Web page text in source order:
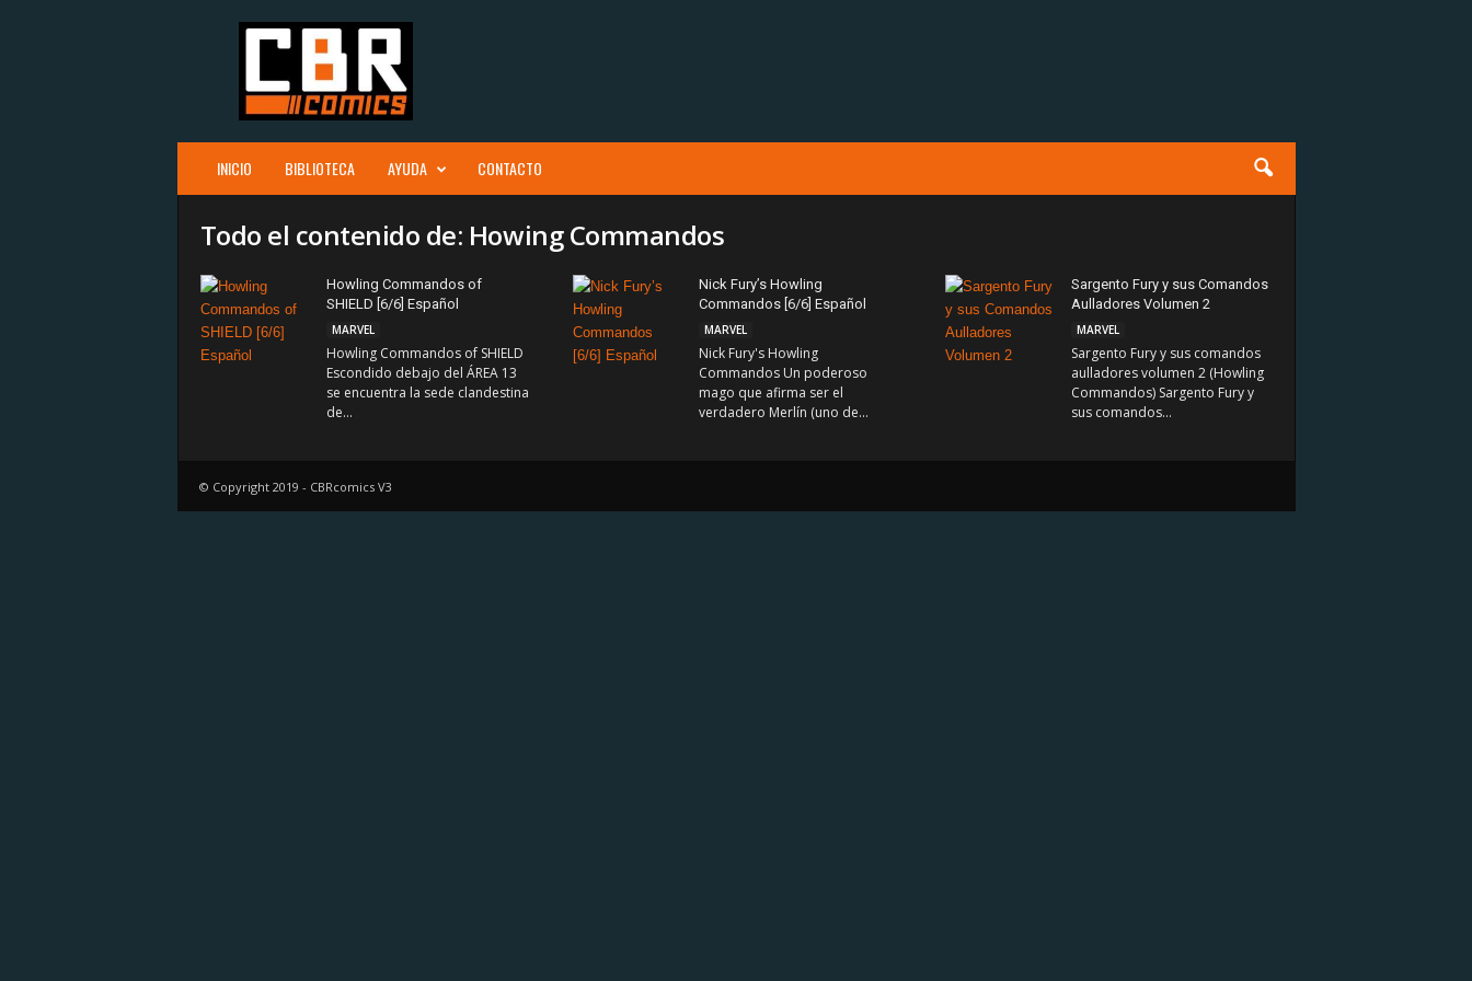
INICIO BIBLIOTECA AYUDA CONTACTO
Todo el contenido de: Howing Commandos
Howling Commandos of
SHIELD [6/6] Español
MARVEL
Howling Commandos of SHIELD
Escondido debajo del ÁREA 13
se encuentra la sede clandestina
de...
Nick Fury’s Howling
Commandos [6/6] Español
MARVEL
Nick Fury's Howling
Commandos Un poderoso
mago que afirma ser el
verdadero Merlín (uno de...
Sargento Fury y sus Comandos
Aulladores Volumen 2
MARVEL
Sargento Fury y sus comandos
aulladores volumen 2 (Howling
Commandos) Sargento Fury y
sus comandos...
© Copyright 2019 - CBRcomics V3